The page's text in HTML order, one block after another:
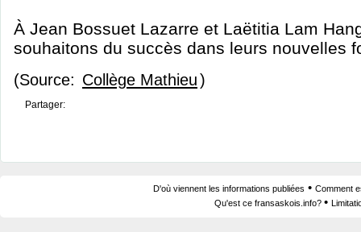
À Jean Bossuet Lazarre et Laëtitia Lam
souhaitons du succès dans leurs nouvelles
(Source: Collège Mathieu)
Partager:
D'où viennent les informations publiées • Comment
Qu'est ce fransaskois.info? •